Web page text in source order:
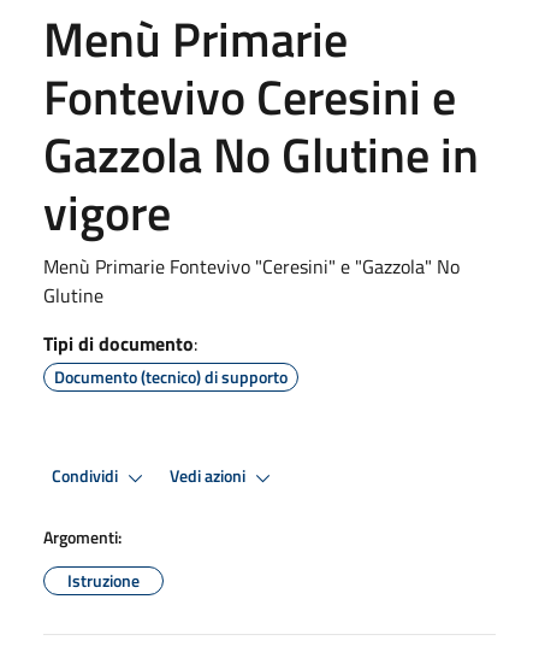
Menù Primarie
Fontevivo Ceresini e
Gazzola No Glutine in
vigore
Menù Primarie Fontevivo "Ceresini" e "Gazzola" No
Glutine
Tipi di documento:
Documento (tecnico) di supporto
Condividi Vedi azioni
Argomenti:
Istruzione